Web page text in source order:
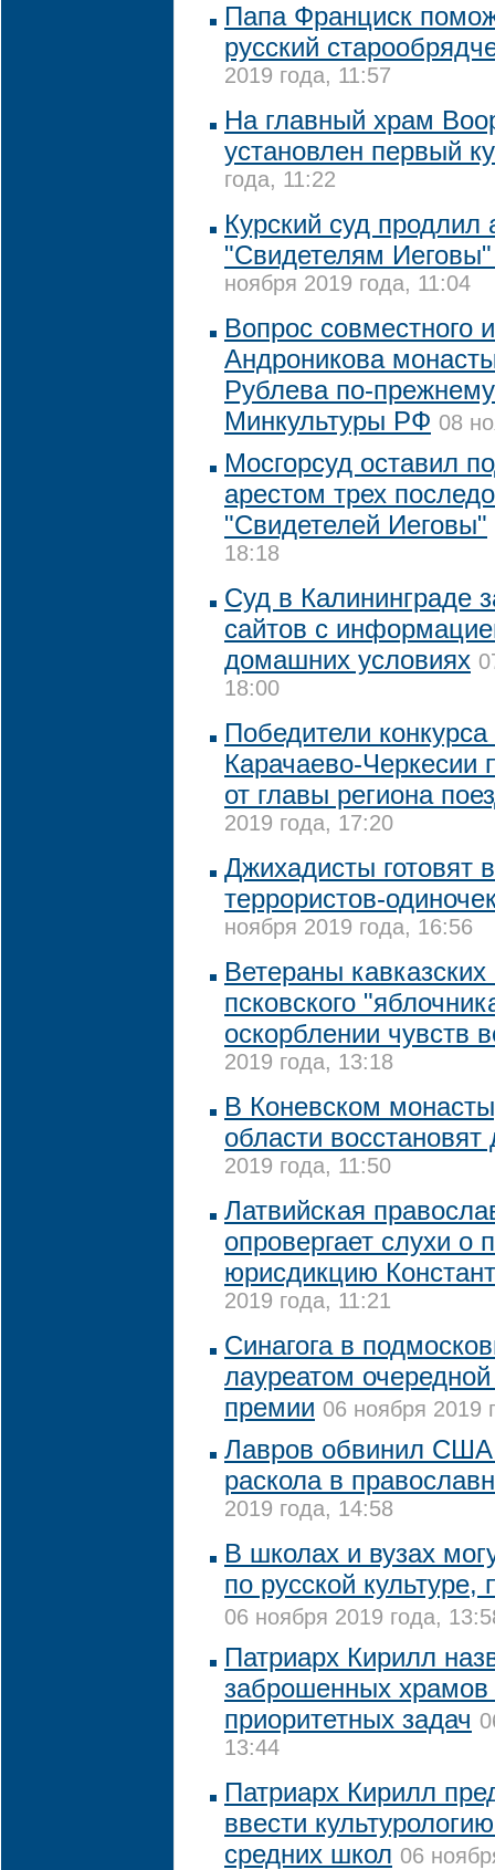
Папа Франциск
русский
2019 года, 11:57
На главный храм
установлен первый
года, 11:22
Курский суд продлил
"Свидетелям
ноября 2019 года, 11:04
Вопрос совместного
Андроникова
Рублева по-
Минкультуры РФ 08
Мосгорсуд оставил
арестом трех
"Свидетелей Иеговы"
18:18
Суд в Калининграде
сайтов с
домашних условиях
18:00
Победители
Карачаево-Черкесии
от главы региона
2019 года, 17:20
Джихадисты готовят
террористов-
ноября 2019 года, 16:56
Ветераны
псковского
оскорблении чувств
2019 года, 13:18
В Коневском
области восстановят
2019 года, 11:50
Латвийская
опровергает слухи о
юрисдикцию
2019 года, 11:21
Синагога в
лауреатом
премии 06 ноября 2019
Лавров обвинил США
раскола в
2019 года, 14:58
В школах и вузах
по русской
06 ноября 2019 года,
Патриарх Кирилл
заброшенных храмов
приоритетных задач
13:44
Патриарх Кирилл
ввести
средних школ 06